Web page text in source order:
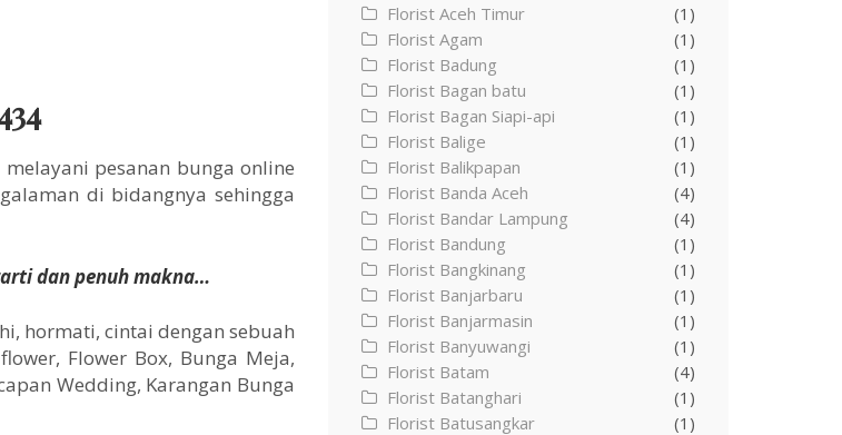
pesanan bunga online
di bidangnya sehingga
dan penuh makna…
hormati, cintai dengan sebuah
Flower Box, Bunga Meja,
Wedding, Karangan Bunga
Florist Aceh Timur
(1)
Florist Agam
(1)
Florist Badung
(1)
Florist Bagan batu
(1)
Florist Bagan Siapi-api
(1)
Florist Balige
(1)
Florist Balikpapan
(1)
Florist Banda Aceh
(4)
Florist Bandar Lampung
(4)
Florist Bandung
(1)
Florist Bangkinang
(1)
Florist Banjarbaru
(1)
Florist Banjarmasin
(1)
Florist Banyuwangi
(1)
Florist Batam
(4)
Florist Batanghari
(1)
Florist Batusangkar
(1)